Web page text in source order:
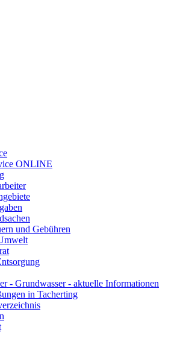
ONLINE
und Gebühren
- Grundwasser - aktuelle Informationen
in Tacherting